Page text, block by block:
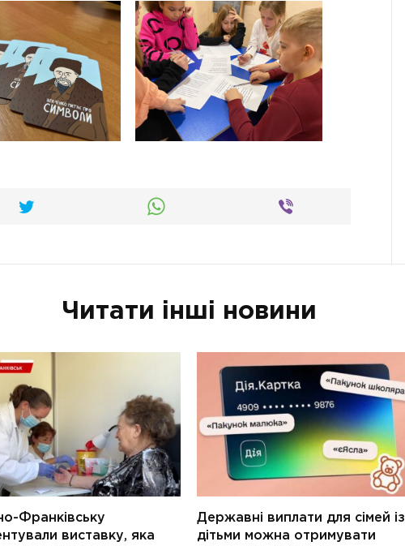
Читати інші новини
Франківську
виставку, яка
Державні виплати для сімей із
дітьми можна отримувати